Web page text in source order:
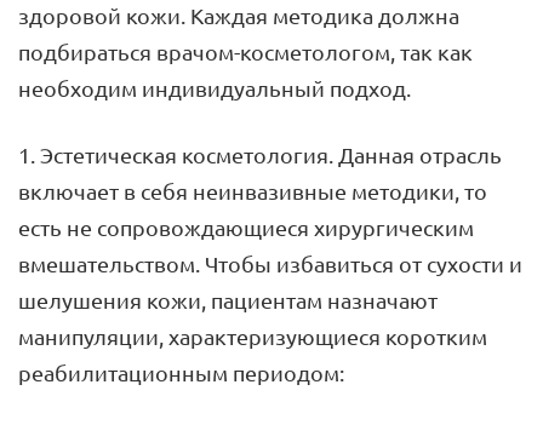
здоровой кожи. Каждая методика должна
подбираться врачом-косметологом, так как
необходим индивидуальный подход.
1. Эстетическая косметология. Данная отрасль
включает в себя неинвазивные методики, то
есть не сопровождающиеся хирургическим
вмешательством. Чтобы избавиться от сухости и
шелушения кожи, пациентам назначают
манипуляции, характеризующиеся коротким
реабилитационным периодом: